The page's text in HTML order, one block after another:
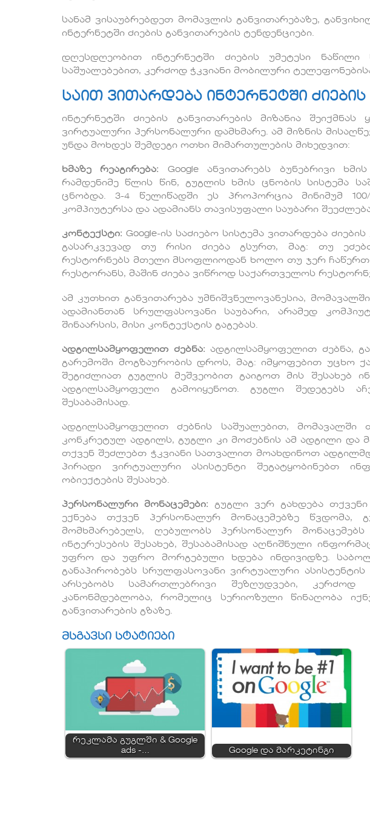
სანამ ვისაუბრებდეთ მომავლის განვითარებაზე,
ინტერნეტში ძიების განვითარების ტენდენციები.
დღესდღეობით ინტერნეტში ძიების უმეტესი
საშუალებებით, კერძოდ ჭკვიანი მობილური
საით ვითარდება ინტერნეტში
ინტერნეტში ძიების განვითარების მიზანია
ვირტუალური პერსონალური დამხმარე. ამ მიზნის
უნდა მოხდეს შემდეგი ოთხი მიმართულების მიხედვით:
ხმაზე რეაგირება:
Google ანვითარებს ბუნებრივი
რამდენიმე წლის წინ, გუგლის ხმის ცნობის სისტემა
ცნობდა. 3-4 წელიწადში ეს პროპორცია მინიმუმ
კომპიუტერსა და ადამიანს თავისუფალი საუბარი
კონტექსტი: Google-ის საძიებო სისტემა ვითარდება
გასარკვევად თუ რისი ძიება გსურთ, მაგ: თუ
რესტორნებს მთელი მსოფლიოდან ხოლო თუ ჯერ ჩაწერთ
რესტორანს, მაშინ ძიება ვიწროდ საქართველოს
ამ კუთხით განვითარება უმნიშვნელოვანესია,
ადამიანთან სრულფასოვანი საუბარი, არამედ
შინაარსის, მისი კონტექსტის გაგებას.
ადგილსამყოფელით ძებნა: ადგილსამყოფელით ძებნა,
გარემოში მოგზაურობის დროს, მაგ: იმყოფებით უცხო
შეგიძლიათ გუგლის მეშვეობით გაიგოთ მის შესახებ
ადგილსამყოფელი გამოიყენოთ. გუგლი შედეგებს
შესაბამისად.
ადგილსამყოფელით ძებნის საშუალებით,
კონკრეტულ ადგილს, გუგლი კი მოძებნის ამ ადგილი და
თქვენ შეძლებთ ჭკვიანი სათვალით მოახდინოთ
პირადი ვირტუალური ასისტენტი შეგატყობინებთ
ობიექტების შესახებ.
პერსონალური მონაცემები: გუგლი ვერ გახდება
ექნება თქვენ პერსონალურ მონაცემებზე
მომხმარებელს, ღებულობს პერსონალურ მონაცემებს
ინტერესების შესახებ, შესაბამისად აღნიშნული
უფრო და უფრო მორგებული ხდება ინდივიდზე.
განაპირობებს სრულფასოვანი ვირტუალური
არსებობს სამართლებრივი შეზღუდვები, კერძოდ
კანონმდებლობა, რომელიც სერიოზული წინაღობა
განვითარების გზაზე.
მსგავსი სტატიები
რეკლამა გუგლში & Google
ads -…
Google და მარკეტინგი